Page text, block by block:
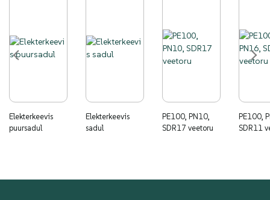
Elekterkeevis
puursadul
Elekterkeevis
sadul
PE100, PN10,
SDR17 veetoru
PE100, PN16,
SDR11